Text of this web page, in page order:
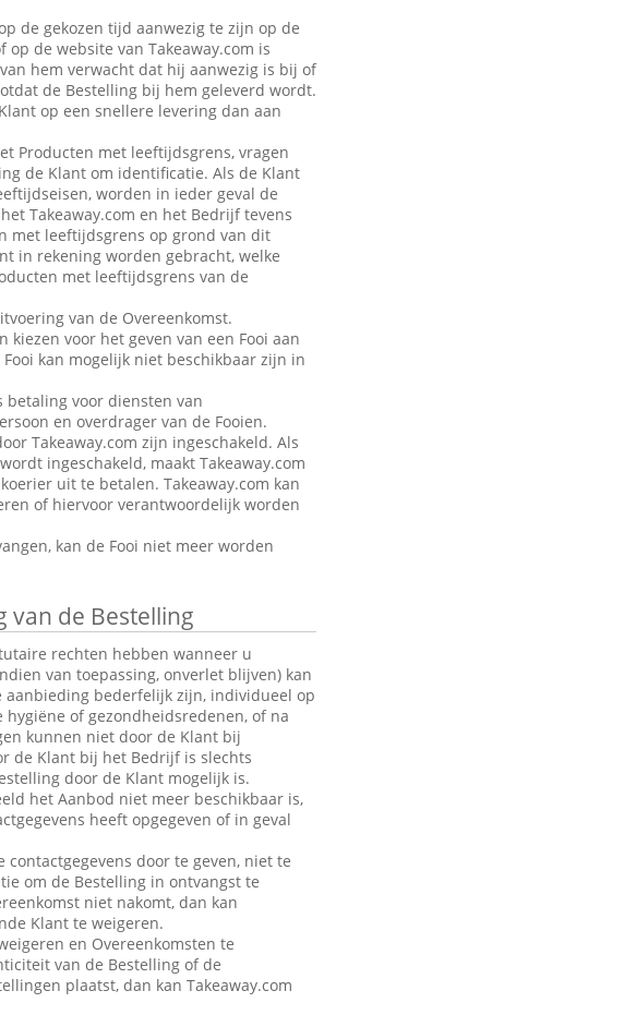
de gekozen tijd aanwezig te zijn op de
de website van Takeaway.com is
hem verwacht dat hij aanwezig is bij of
de Bestelling bij hem geleverd wordt.
op een snellere levering dan aan
Producten met leeftijdsgrens, vragen
de Klant om identificatie. Als de Klant
worden in ieder geval de
Takeaway.com en het Bedrijf tevens
met leeftijdsgrens op grond van dit
in rekening worden gebracht, welke
met leeftijdsgrens van de
van de Overeenkomst.
voor het geven van een Fooi aan
kan mogelijk niet beschikbaar zijn in
betaling voor diensten van
en overdrager van de Fooien.
Takeaway.com zijn ingeschakeld. Als
ingeschakeld, maakt Takeaway.com
uit te betalen. Takeaway.com kan
of hiervoor verantwoordelijk worden
kan de Fooi niet meer worden
van de Bestelling
rechten hebben wanneer u
van toepassing, onverlet blijven) kan
bederfelijk zijn, individueel op
of gezondheidsredenen, of na
kunnen niet door de Klant bij
de Klant bij het Bedrijf is slechts
door de Klant mogelijk is.
het Aanbod niet meer beschikbaar is,
heeft opgegeven of in geval
door te geven, niet te
om de Bestelling in ontvangst te
niet nakomt, dan kan
Klant te weigeren.
en Overeenkomsten te
van de Bestelling of de
plaatst, dan kan Takeaway.com